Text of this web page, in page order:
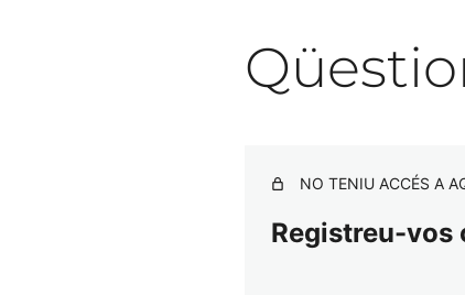
NO TENIU ACCÉS A
Registreu-vos